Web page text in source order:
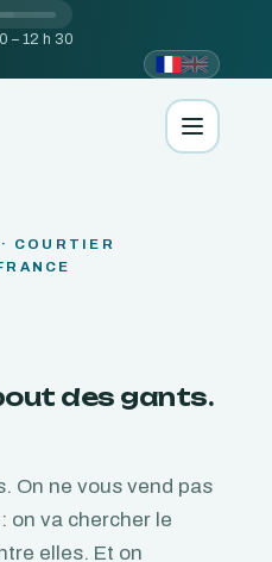
– 12 h 30
COURTIER
des gants.
On ne vous vend pas
on va chercher le
elles. Et on